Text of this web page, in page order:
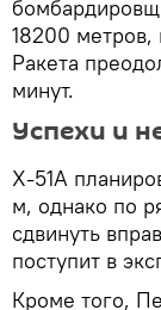
18200 метров,
Ракета
минут.
Успехи и
X-51A
м, однако по
сдвинуть
поступит в
Кроме того,